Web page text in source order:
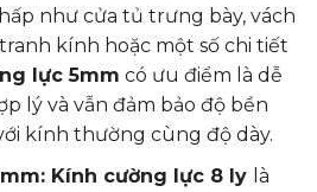
như cửa tủ trưng bày, vách
kính hoặc một số chi tiết
lực 5mm có ưu điểm là dễ
lý và vẫn đảm bảo độ bền
kính thường cùng độ dày.
Kính cường lực 8 ly là